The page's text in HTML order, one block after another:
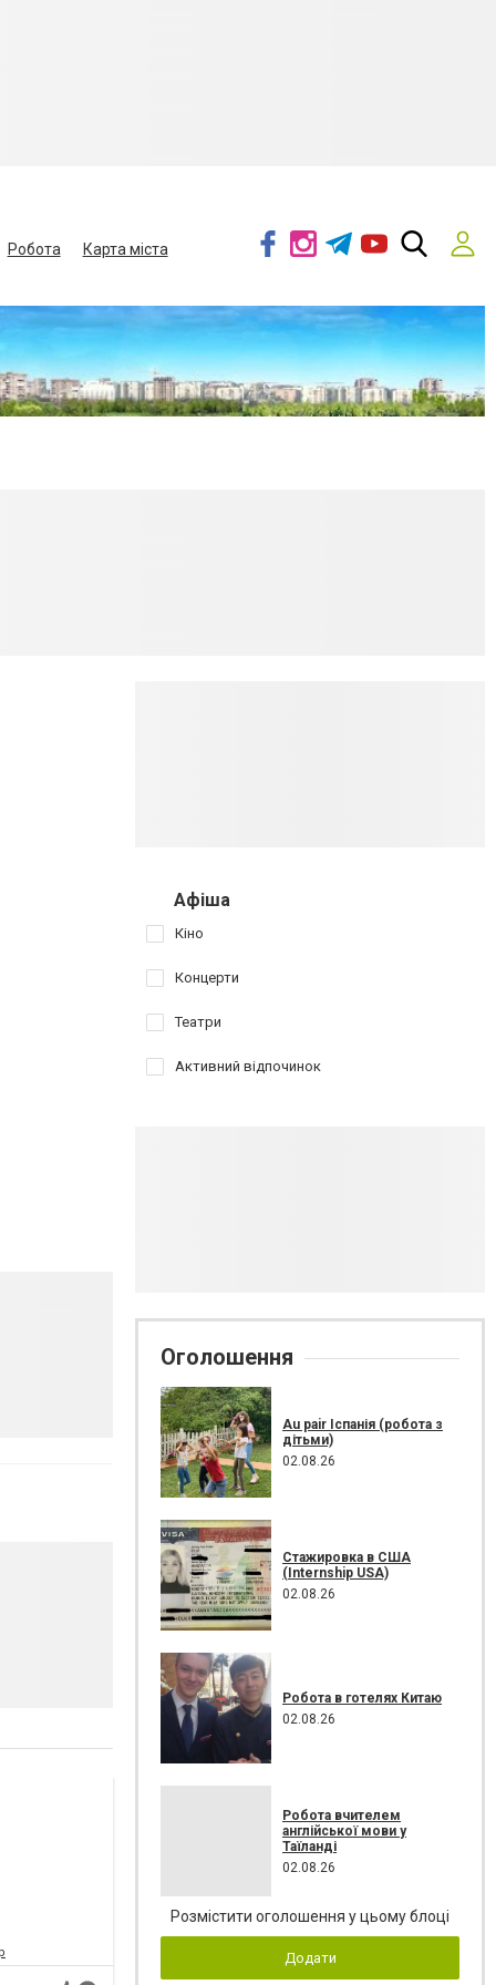
Робота
Карта міста
Афіша
Кіно
Концерти
Театри
Активний відпочинок
Оголошення
Au pair Іспанія (робота з
дітьми)
02.08.26
Стажировка в США
(Internship USA)
02.08.26
Робота в готелях Китаю
02.08.26
Робота вчителем
англійської мови у
Таїланді
02.08.26
Розмістити оголошення у цьому блоці
Додати